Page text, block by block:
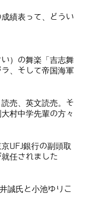
成績表って、どうい
）の舞楽「吉志舞
ラ、そして帝国海軍
売、英文読売。そ
村中学先輩の方々
UFJ銀行の副頭取
任されました
誠氏と小池ゆりこ